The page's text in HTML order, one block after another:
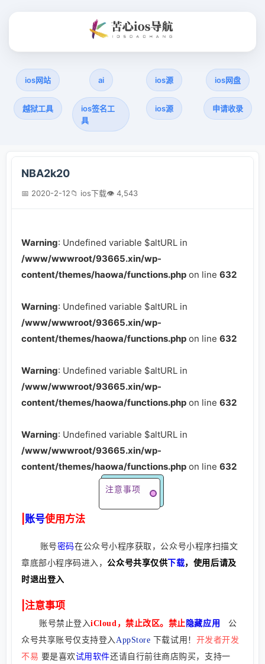
ios网站 ai ios源 ios网盘
越狱工具
ios签名工
具
ios源 申请收录
NBA2k20
📅 2020-2-12📁 ios下载👁 4,543
Warning: Undefined variable $altURL in
/www/wwwroot/93665.xin/wp-
content/themes/haowa/functions.php on line 632
Warning: Undefined variable $altURL in
/www/wwwroot/93665.xin/wp-
content/themes/haowa/functions.php on line 632
Warning: Undefined variable $altURL in
/www/wwwroot/93665.xin/wp-
content/themes/haowa/functions.php on line 632
Warning: Undefined variable $altURL in
/www/wwwroot/93665.xin/wp-
content/themes/haowa/functions.php on line 632
注意事项
账号使用方法
账号密码在公众号小程序获取，公众号小程序扫描文
章底部小程序码进入，公众号共享仅供下载，使用后请及
时退出登入
|注意事项
账号禁止登入iCloud，禁止改区。禁止 隐藏应用
公
众号共享账号仅支持登入 AppStore 下载试用 ！ 开发者开发
不易 要是喜欢试用软件还请自行前往商店购买，支持一